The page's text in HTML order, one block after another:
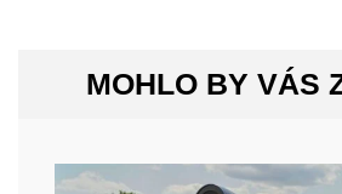
MOHLO BY VÁS